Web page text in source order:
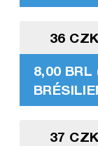
36
8,00 BRL
37